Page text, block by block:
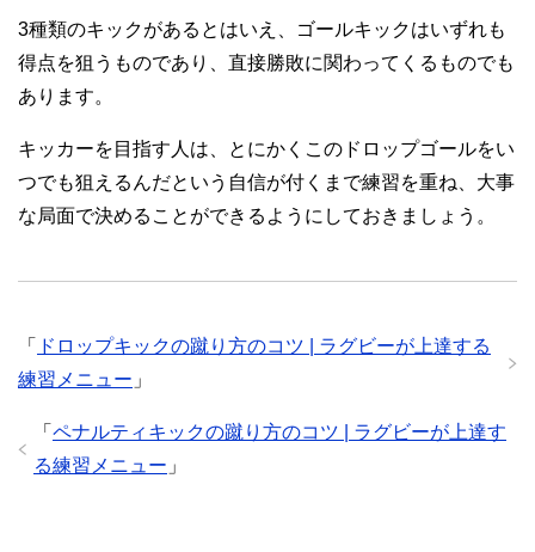
3種類のキックがあるとはいえ、ゴールキックはいずれも
得点を狙うものであり、直接勝敗に関わってくるものでも
あります。
キッカーを目指す人は、とにかくこのドロップゴールをい
つでも狙えるんだという自信が付くまで練習を重ね、大事
な局面で決めることができるようにしておきましょう。
「
ドロップキックの蹴り方のコツ | ラグビーが上達する
練習メニュー 」
「 ペナルティキックの蹴り方のコツ | ラグビーが上達す
る練習メニュー 」